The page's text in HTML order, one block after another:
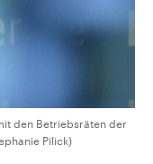
den Betriebsräten der
Pilick)